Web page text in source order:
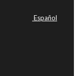
Español